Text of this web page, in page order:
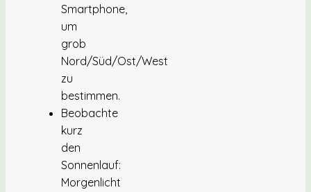
Smartphone,
um
grob
Nord/Süd/Ost/West
zu
bestimmen.
Beobachte
kurz
den
Sonnenlauf:
Morgenlicht